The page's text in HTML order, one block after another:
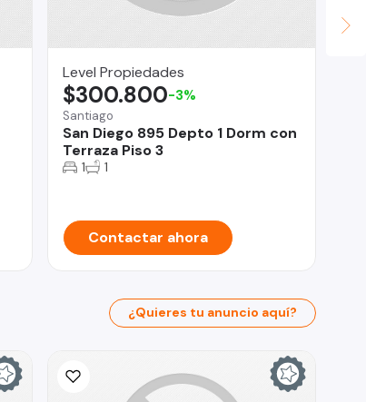
Level Propiedades
Santiago
San Diego 895 Depto 1 Dorm con
Terraza Piso 3
$300.800-3%
1 1
Contactar ahora
¿Quieres tu anuncio aquí?